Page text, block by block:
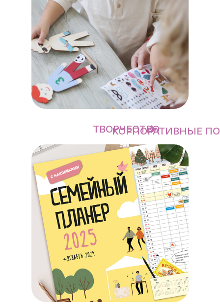
КОРПОРАТИВНЫЕ
ТВОРЧЕСТВО